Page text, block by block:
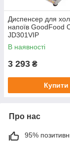
Диспенсер для
напоїв GoodFood
JD301VIP
В наявності
3 293 ₴
Купити
Про нас
95%